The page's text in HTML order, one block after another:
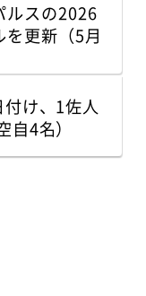
ルスの2026
更新（5月
け、1佐人
4名）